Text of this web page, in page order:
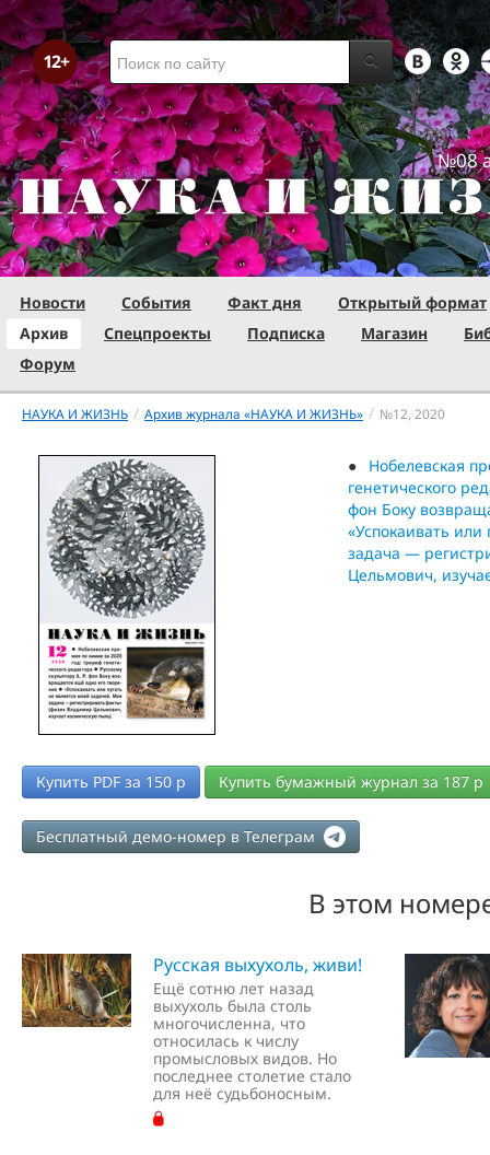
№08
Новости События Факт дня
Открытый формат
Архив
Спецпроекты Подписка Магазин
Форум
НАУКА И ЖИЗНЬ / Архив журнала «НАУКА И ЖИЗНЬ» / №12, 2020
Нобелевская
генетического
фон Боку
«Успокаивать
задача —
Цельмович,
Купить PDF за 150 р Купить бумажный журнал за 187 р
Бесплатный демо-номер в Телеграм
В этом
Русская выхухоль, живи!
Ещё сотню лет назад
выхухоль была столь
многочисленна, что
относилась к числу
промысловых видов. Но
последнее столетие стало
для неё судьбоносным.